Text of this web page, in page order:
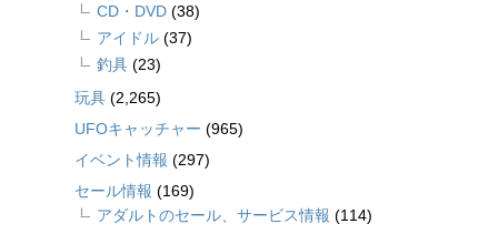
CD・DVD (38)
アイドル (37)
釣具 (23)
玩具 (2,265)
UFOキャッチャー (965)
イベント情報 (297)
セール情報 (169)
アダルトのセール、サービス情報 (114)